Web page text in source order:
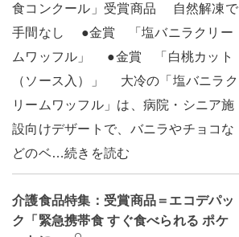
食コンクール」受賞商品 自然解凍で
手間なし ●金賞 「塩バニラクリー
ムワッフル」 ●金賞 「白桃カット
（ソース入）」 大冷の「塩バニラク
リームワッフル」は、病院・シニア施
設向けデザートで、バニラやチョコな
どのベ…続きを読む
介護食品特集：受賞商品＝エコデパッ
ク「緊急携帯食 すぐ食べられる ポケ